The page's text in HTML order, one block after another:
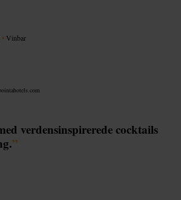
• Vinbar
verdensinspirerede cocktails
”